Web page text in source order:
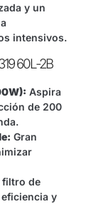
y un
intensivos.
60L-2B
Aspira
de 200
Gran
filtro de
y